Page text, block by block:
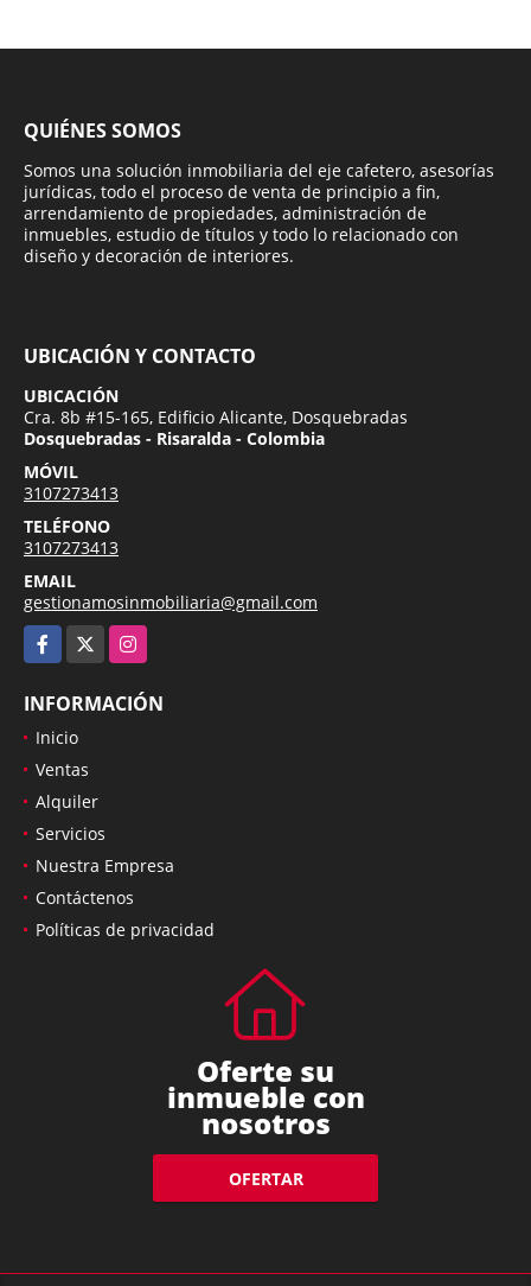
QUIÉNES SOMOS
Somos una solución inmobiliaria del eje cafetero, asesorías
jurídicas, todo el proceso de venta de principio a fin,
arrendamiento de propiedades, administración de
inmuebles, estudio de títulos y todo lo relacionado con
diseño y decoración de interiores.
UBICACIÓN Y CONTACTO
UBICACIÓN
Cra. 8b #15-165, Edificio Alicante, Dosquebradas
Dosquebradas - Risaralda - Colombia
MÓVIL
3107273413
TELÉFONO
3107273413
EMAIL
gestionamosinmobiliaria@gmail.com
Facebook
Instagram
INFORMACIÓN
Inicio
Ventas
Alquiler
Servicios
Nuestra Empresa
Contáctenos
Políticas de privacidad
Oferte su
inmueble con
nosotros
OFERTAR